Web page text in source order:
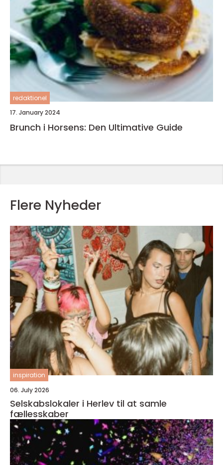
redaktionel
17. January 2024
Brunch i Horsens: Den Ultimative Guide
Flere Nyheder
inspiration
06. July 2026
Selskabslokaler i Herlev til at samle
fællesskaber